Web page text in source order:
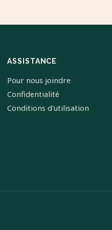
ASSISTANCE
Pour nous joindre
Confidentialité
Conditions d'utilisation